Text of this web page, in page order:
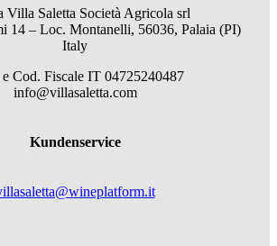
Villa Saletta Società Agricola srl
14 – Loc. Montanelli, 56036, Palaia (PI)
Italy
Cod. Fiscale IT 04725240487
info@villasaletta.com
Kundenservice